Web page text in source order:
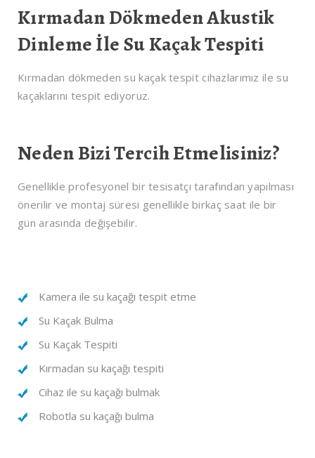
Kırmadan Dökmeden Akustik
Dinleme İle Su Kaçak Tespiti
Kırmadan dökmeden su kaçak tespit cihazlarımız ile su
kaçaklarını tespit ediyoruz.
Neden Bizi Tercih Etmelisiniz?
Genellikle profesyonel bir tesisatçı tarafından yapılması
önerilir ve montaj süresi genellikle birkaç saat ile bir
gün arasında değişebilir.
Kamera ile su kaçağı tespit etme
Su Kaçak Bulma
Su Kaçak Tespiti
Kırmadan su kaçağı tespiti
Cihaz ile su kaçağı bulmak
Robotla su kaçağı bulma